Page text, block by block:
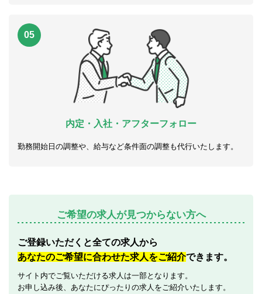
05
内定・入社・アフターフォロー
勤務開始日の調整や、給与など条件面の調整も代行いたします。
ご希望の求人が見つからない方へ
ご登録いただくと全ての求人から
あなたのご希望に合わせた求人をご紹介できます。
サイト内でご覧いただける求人は一部となります。
お申し込み後、あなたにぴったりの求人をご紹介いたします。